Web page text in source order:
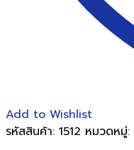
Add to Wishlist
รหัสสินค้า: 1512 หมวดหมู่: